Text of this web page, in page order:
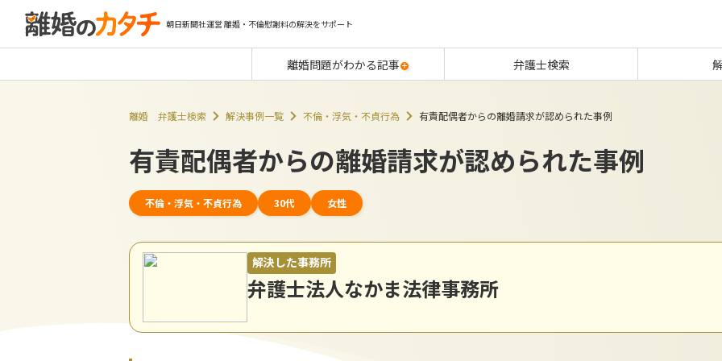
朝日新聞社運営 離婚・不倫慰謝料の解決をサポート
離婚問題がわかる記事 弁護士検索
離婚 弁護士検索 解決事例一覧 不倫・浮気・不貞行為 有責配偶者からの離婚請求が認められた事例
有責配偶者からの離婚請求が認められた事例
不倫・浮気・不貞行為 30代 女性
解決した事務所
弁護士法人なかま法律事務所